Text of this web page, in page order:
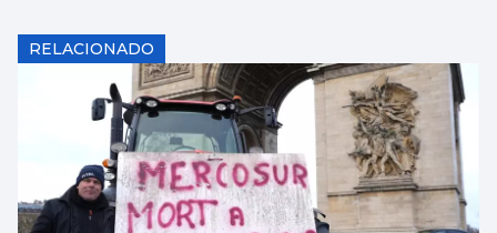
RELACIONADO